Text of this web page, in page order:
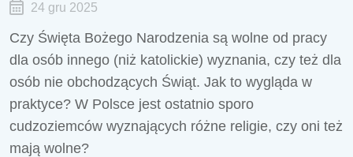
24 gru 2025
Czy Święta Bożego Narodzenia są wolne od pracy
dla osób innego (niż katolickie) wyznania, czy też dla
osób nie obchodzących Świąt. Jak to wygląda w
praktyce? W Polsce jest ostatnio sporo
cudzoziemców wyznających różne religie, czy oni też
mają wolne?